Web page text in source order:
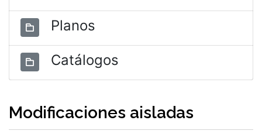
Planos
Catálogos
Modificaciones aisladas